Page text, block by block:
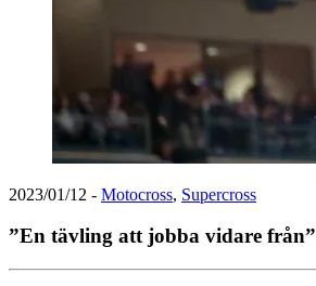
2023/01/12 - Motocross, Supercross
”En tävling att jobba vidare från”